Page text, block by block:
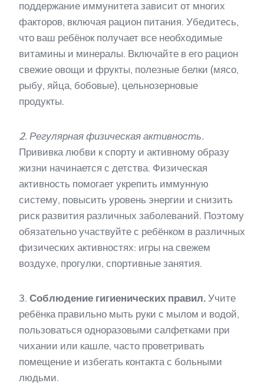
поддержание иммунитета зависит от многих
факторов, включая рацион питания. Убедитесь,
что ваш ребёнок получает все необходимые
витамины и минералы. Включайте в его рацион
свежие овощи и фрукты, полезные белки (мясо,
рыбу, яйца, бобовые), цельнозерновые
продукты.
2. Регулярная физическая активность.
Прививка любви к спорту и активному образу
жизни начинается с детства. Физическая
активность помогает укрепить иммунную
систему, повысить уровень энергии и снизить
риск развития различных заболеваний. Поэтому
обязательно участвуйте с ребёнком в различных
физических активностях: игры на свежем
воздухе, прогулки, спортивные занятия.
3. Соблюдение гигиенических правил. Учите
ребёнка правильно мыть руки с мылом и водой,
пользоваться одноразовыми салфетками при
чихании или кашле, часто проветривать
помещение и избегать контакта с больными
людьми.